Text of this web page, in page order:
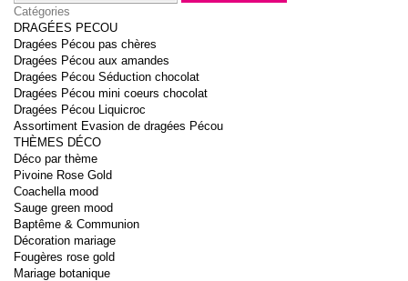
Catégories
DRAGÉES PECOU
Dragées Pécou pas chères
Dragées Pécou aux amandes
Dragées Pécou Séduction chocolat
Dragées Pécou mini coeurs chocolat
Dragées Pécou Liquicroc
Assortiment Evasion de dragées Pécou
THÈMES DÉCO
Déco par thème
Pivoine Rose Gold
Coachella mood
Sauge green mood
Baptême & Communion
Décoration mariage
Fougères rose gold
Mariage botanique